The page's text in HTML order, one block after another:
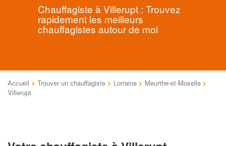
Chauffagiste à Villerupt : Trouvez
rapidement les meilleurs
chauffagistes autour de moi
Accueil > Trouver un chauffagiste > Lorraine > Meurthe-et-Moselle >
Villerupt